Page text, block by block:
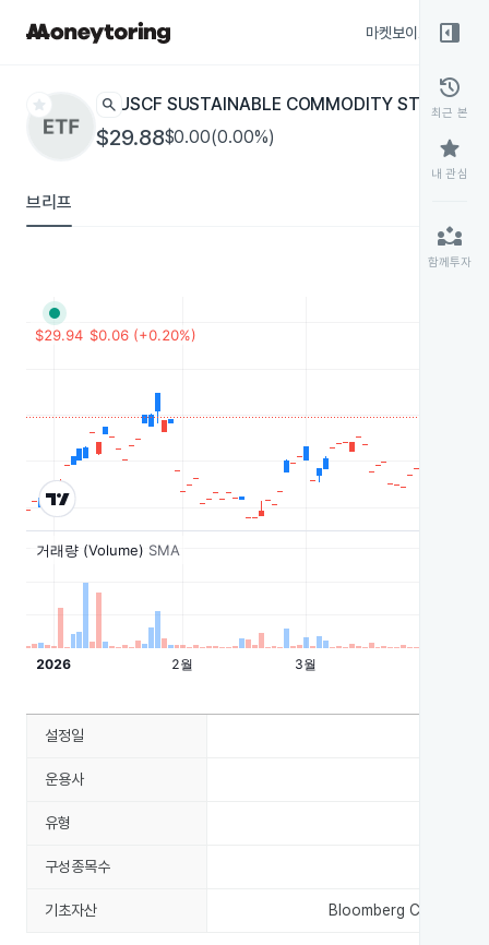
마켓보이스
star search USCF SUSTAINABLE COMMODITY STRATEGY
$29.88$0.00(0.00%)
브리프
right_panel_open
history
최근 본
star
내 관심
partner_exchange
함께투자